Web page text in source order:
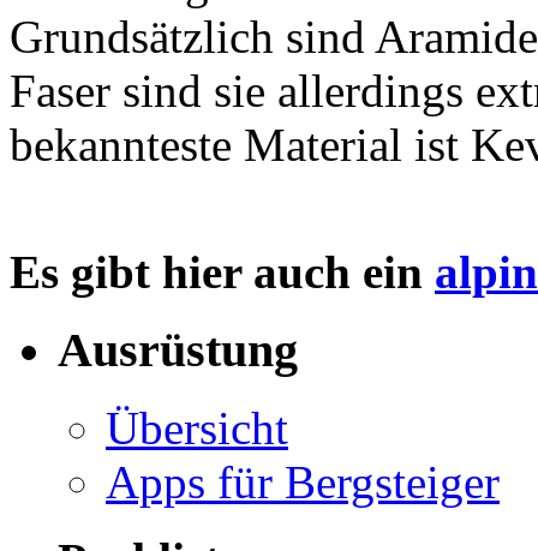
Grundsätzlich sind
Faser sind sie allerdings
bekannteste Material ist
Es gibt hier auch ein
Ausrüstung
Übersicht
Apps für Bergsteiger